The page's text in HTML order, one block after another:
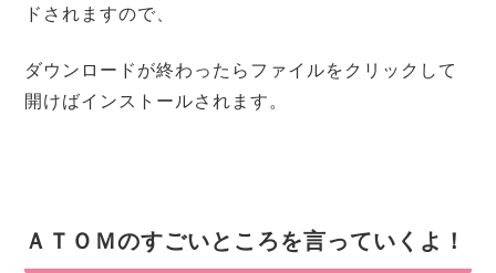
ドされますので、
ダウンロードが終わったらファイルをクリックして
開けばインストールされます。
ＡＴＯＭのすごいところを言っていくよ！